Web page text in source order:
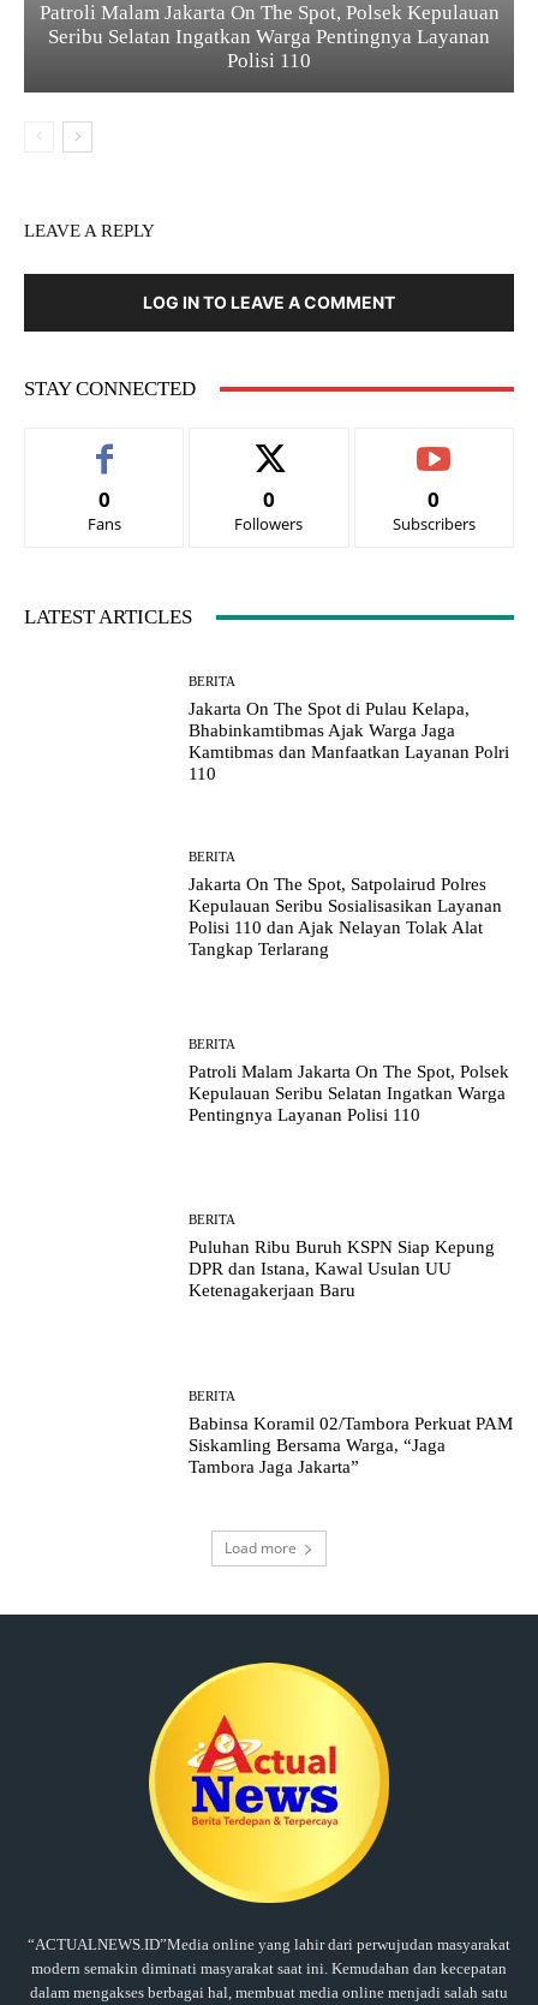
Patroli Malam Jakarta On The Spot, Polsek Kepulauan
Seribu Selatan Ingatkan Warga Pentingnya Layanan
Polisi 110
LEAVE A REPLY
LOG IN TO LEAVE A COMMENT
STAY CONNECTED
0
Fans
0
Followers
0
Subscribers
LATEST ARTICLES
BERITA
Jakarta On The Spot di Pulau Kelapa,
Bhabinkamtibmas Ajak Warga Jaga
Kamtibmas dan Manfaatkan Layanan Polri
110
BERITA
Jakarta On The Spot, Satpolairud Polres
Kepulauan Seribu Sosialisasikan Layanan
Polisi 110 dan Ajak Nelayan Tolak Alat
Tangkap Terlarang
BERITA
Patroli Malam Jakarta On The Spot, Polsek
Kepulauan Seribu Selatan Ingatkan Warga
Pentingnya Layanan Polisi 110
BERITA
Puluhan Ribu Buruh KSPN Siap Kepung
DPR dan Istana, Kawal Usulan UU
Ketenagakerjaan Baru
BERITA
Babinsa Koramil 02/Tambora Perkuat PAM
Siskamling Bersama Warga, “Jaga
Tambora Jaga Jakarta”
Load more
“ACTUALNEWS.ID”Media online yang lahir dari perwujudan masyarakat
modern semakin diminati masyarakat saat ini. Kemudahan dan kecepatan
dalam mengakses berbagai hal, membuat media online menjadi salah satu